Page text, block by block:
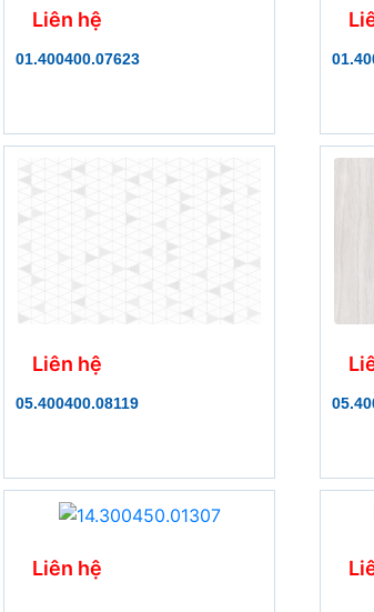
Liên hệ
01.400400.07623
Liên hệ
05.400400.08119
Liên hệ